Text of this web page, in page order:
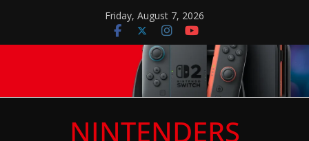
content
Friday, August 7, 2026
NINTENDERS